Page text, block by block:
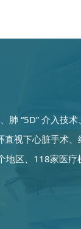
肺 “5D” 介入技
视下心脏手术
地区、118家医疗